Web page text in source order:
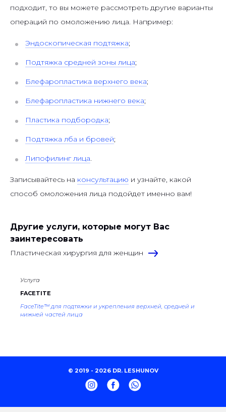
подходит, то вы можете рассмотреть другие варианты
операций по омоложению лица. Например:
Эндоскопическая подтяжка;
Подтяжка средней зоны лица;
Блефаропластика верхнего века;
Блефаропластика нижнего века;
Пластика подбородка;
Подтяжка лба и бровей;
Липофилинг лица.
Записывайтесь на консультацию и узнайте, какой
способ омоложения лица подойдет именно вам!
Другие услуги, которые могут Вас
заинтересовать
Пластическая хирургия для женщин
Услуга
FACETITE
FaceTite™ для подтяжки и укрепления верхней, средней и
нижней частей лица
© 2019 - 2026 DR. LESHUNOV